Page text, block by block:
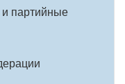
и партийные